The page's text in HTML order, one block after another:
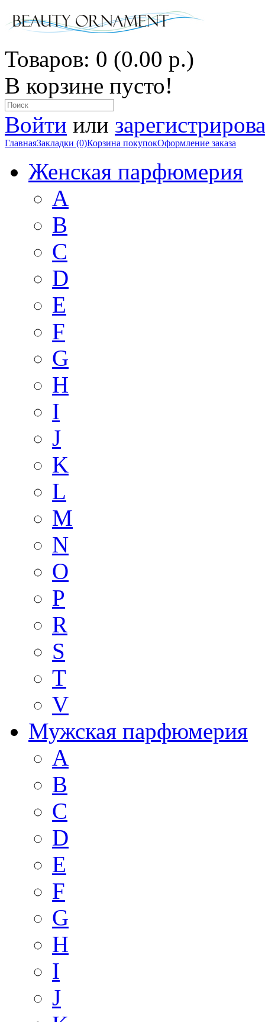
Товаров: 0 (0.00 р.)
В корзине пусто!
Войти или
ГлавнаяЗакладки (0)Корзина покупокОформление заказа
Женская парфюмерия
A
B
C
D
E
F
G
H
I
J
K
L
M
N
O
P
R
S
T
V
Мужская парфюмерия
A
B
C
D
E
F
G
H
I
J